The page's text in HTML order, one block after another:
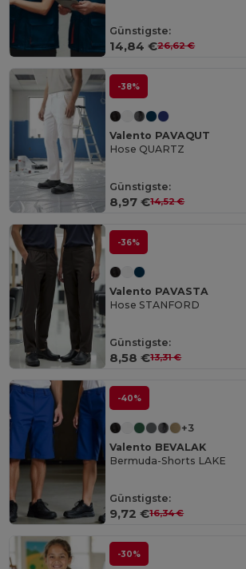
Günstigste:
14,84 €26,62 €
-38%
Valento PAVAQUT
Hose QUARTZ
Günstigste:
8,97 €14,52 €
-36%
Valento PAVASTA
Hose STANFORD
Günstigste:
8,58 €13,31 €
-40%
+3
Valento BEVALAK
Bermuda-Shorts LAKE
Günstigste:
9,72 €16,34 €
-30%